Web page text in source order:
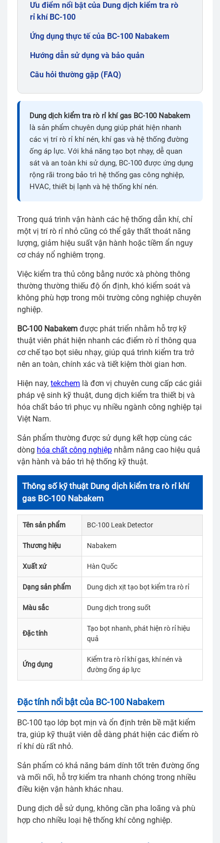
Ưu điểm nổi bật của Dung dịch kiểm tra rò
rỉ khí BC-100
Ứng dụng thực tế của BC-100 Nabakem
Hướng dẫn sử dụng và bảo quản
Câu hỏi thường gặp (FAQ)
Dung dịch kiểm tra rò rỉ khí gas BC-100 Nabakem
là sản phẩm chuyên dụng giúp phát hiện nhanh
các vị trí rò rỉ khí nén, khí gas và hệ thống đường
ống áp lực. Với khả năng tạo bọt nhạy, dễ quan
sát và an toàn khi sử dụng, BC-100 được ứng dụng
rộng rãi trong bảo trì hệ thống gas công nghiệp,
HVAC, thiết bị lạnh và hệ thống khí nén.
Trong quá trình vận hành các hệ thống dẫn khí, chỉ
một vị trí rò rỉ nhỏ cũng có thể gây thất thoát năng
lượng, giảm hiệu suất vận hành hoặc tiềm ẩn nguy
cơ cháy nổ nghiêm trọng.
Việc kiểm tra thủ công bằng nước xà phòng thông
thường thường thiếu độ ổn định, khó kiểm soát và
không phù hợp trong môi trường công nghiệp chuyên
nghiệp.
BC-100 Nabakem được phát triển nhằm hỗ trợ kỹ
thuật viên phát hiện nhanh các điểm rò rỉ thông qua
cơ chế tạo bọt siêu nhạy, giúp quá trình kiểm tra trở
nên an toàn, chính xác và tiết kiệm thời gian hơn.
Hiện nay, tekchem là đơn vị chuyên cung cấp các giải
pháp vệ sinh kỹ thuật, dung dịch kiểm tra thiết bị và
hóa chất bảo trì phục vụ nhiều ngành công nghiệp tại
Việt Nam.
Sản phẩm thường được sử dụng kết hợp cùng các
dòng hóa chất công nghiệp nhằm nâng cao hiệu quả
vận hành và bảo trì hệ thống kỹ thuật.
Thông số kỹ thuật Dung dịch kiểm tra rò rỉ khí
gas BC-100 Nabakem
Tên sản phẩm BC-100 Leak Detector
Thương hiệu Nabakem
Xuất xứ Hàn Quốc
Dạng sản phẩm Dung dịch xịt tạo bọt kiểm tra rò rỉ
Màu sắc Dung dịch trong suốt
Đặc tính
Tạo bọt nhanh, phát hiện rò rỉ hiệu
quả
Ứng dụng
Kiểm tra rò rỉ khí gas, khí nén và
đường ống áp lực
Đặc tính nổi bật của BC-100 Nabakem
BC-100 tạo lớp bọt mịn và ổn định trên bề mặt kiểm
tra, giúp kỹ thuật viên dễ dàng phát hiện các điểm rò
rỉ khí dù rất nhỏ.
Sản phẩm có khả năng bám dính tốt trên đường ống
và mối nối, hỗ trợ kiểm tra nhanh chóng trong nhiều
điều kiện vận hành khác nhau.
Dung dịch dễ sử dụng, không cần pha loãng và phù
hợp cho nhiều loại hệ thống khí công nghiệp.